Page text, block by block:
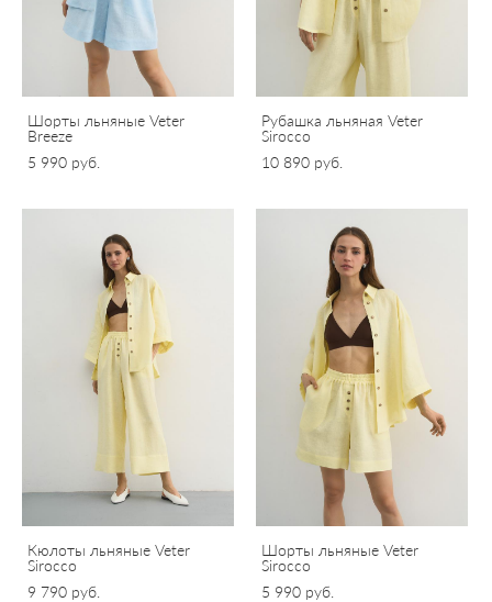
Шорты льняные Veter
Breeze
5 990 pуб.
Рубашка льняная Veter
Sirocco
10 890 pуб.
Кюлоты льняные Veter
Sirocco
9 790 pуб.
Шорты льняные Veter
Sirocco
5 990 pуб.